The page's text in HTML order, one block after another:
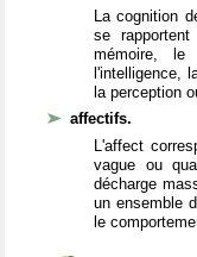
La cognition
se
mémoire, le
l'intelligence,
la perception
affectifs.
L'affect
vague ou
décharge
un ensemble
le